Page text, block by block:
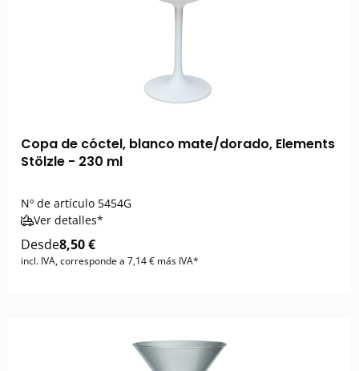
Copa de cóctel, blanco mate/dorado, Elements
Stölzle - 230 ml
Nº de artículo 5454G
Ver detalles*
Desde8,50 €
incl. IVA, corresponde a 7,14 € más IVA*